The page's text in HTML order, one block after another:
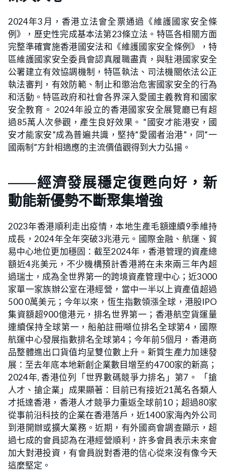
2024年3月，香港立法會全票通過《維護國家安全條
例》，歷史性完成基本法第23條立法。特區各相關方面
完整準確實施香港國安法和《維護國家安全條例》，特
區維護國家安全委員會認真履職盡責，與駐港國家安全
公署建立有效協調機制，特區執法、司法機關依法公正
執法審判，有效防範、制止和懲治危害國家安全的行為
和活動。特區政府和社會各界深入愛國主義教育和國家
安全教育。 2024年設立的香港國家安全展覽廳已有超
過85萬人次參觀，產生良好效果。 “國安才能港安，國
安才能家安”成為普遍共識，堅持“愛國者治港”，同“一
國兩制”方針相適應的主流價值觀得到大力弘揚。
——經濟發展穩定復甦向好，新
動能新優勢不斷聚集增強
2023年香港順利走出疫情，本地生產毛額連續9季維持
成長，2024年全年突破3兆港元。國際金融、航運、貿
易中心地位更加穩固：截至2024年，香港管理的資產總
額近4兆美元，不少機構預計香港將在未來兩三年內超
過瑞士，成為全世界第一的跨境資產管理中心；近3000
家單一家族辦公室在港經營，當中一半以上資產值超過
500 0萬美元；今年以來，恆生指數領漲全球，港股IPO
集資額超900億港元，排名世界第一；香港航空貨運量
連續保持全球第一，船舶註冊噸位排名全球第4，國際
航運中心發展指數排名全球第4；今年前5個月，香港商
品整體進出口貨值均呈雙位數上升。新質生產力加速發
展：至去年底本地新創企業數目增至約4700家的新高；
2024年, 香港位列「世界數碼競爭力排名」第7。 「搶
人才、搶企業」成果顯著：目前已有接近21萬名各類人
才抵達香港，香港人才競爭力重返全球前10；超過80家
從事前沿科技的企業在香港落戶，近1400家海內外公司
到港開辦或擴大業務。近期，有外國商會調查顯示，超
過七成的會員認為在港經營順利，許多會員表示未來會
加大對港投資，有會員說對香港的信心從來沒有像今天
這麼堅定。